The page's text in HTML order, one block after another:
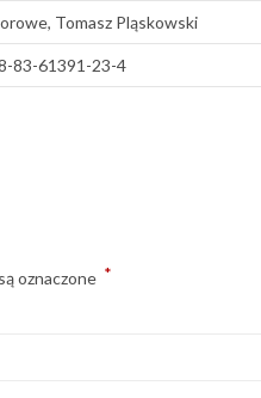
Tomasz Pląskowski
83-61391-23-4
oznaczone *